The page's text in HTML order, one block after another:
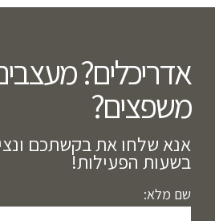
אדריכלים?
משפצים?​
אנא שלחו את בקשתכם
בשעות הפעילות!
שם מלא: